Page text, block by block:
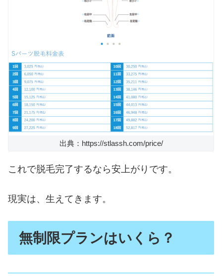
出典：https://stlassh.com/price/
これで脱毛完了するなら安上がりです。
現実は、生えてきます。
無制限プランはいくら？